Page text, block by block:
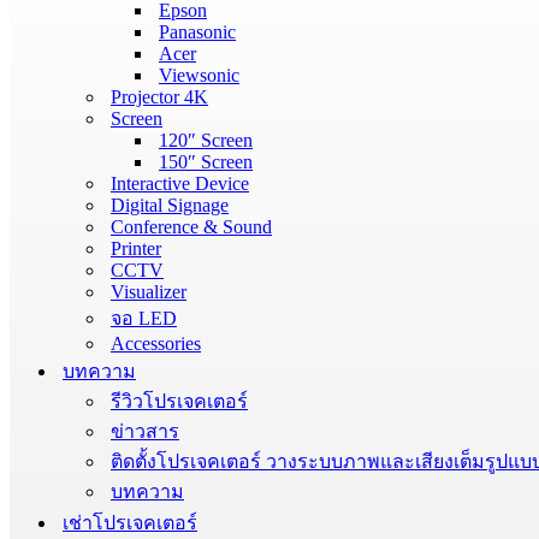
Epson
Panasonic
Acer
Viewsonic
Projector 4K
Screen
120″ Screen
150″ Screen
Interactive Device
Digital Signage
Conference & Sound
Printer
CCTV
Visualizer
จอ LED
Accessories
บทความ
รีวิวโปรเจคเตอร์
ข่าวสาร
ติดตั้งโปรเจคเตอร์ วางระบบภาพและเสียงเต็มรูปแบ
บทความ
เช่าโปรเจคเตอร์